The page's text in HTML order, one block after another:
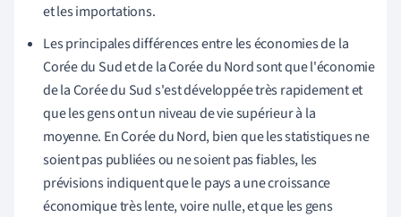
et les importations.
Les principales différences entre les économies de la
Corée du Sud et de la Corée du Nord sont que l'économie
de la Corée du Sud s'est développée très rapidement et
que les gens ont un niveau de vie supérieur à la
moyenne. En Corée du Nord, bien que les statistiques ne
soient pas publiées ou ne soient pas fiables, les
prévisions indiquent que le pays a une croissance
économique très lente, voire nulle, et que les gens